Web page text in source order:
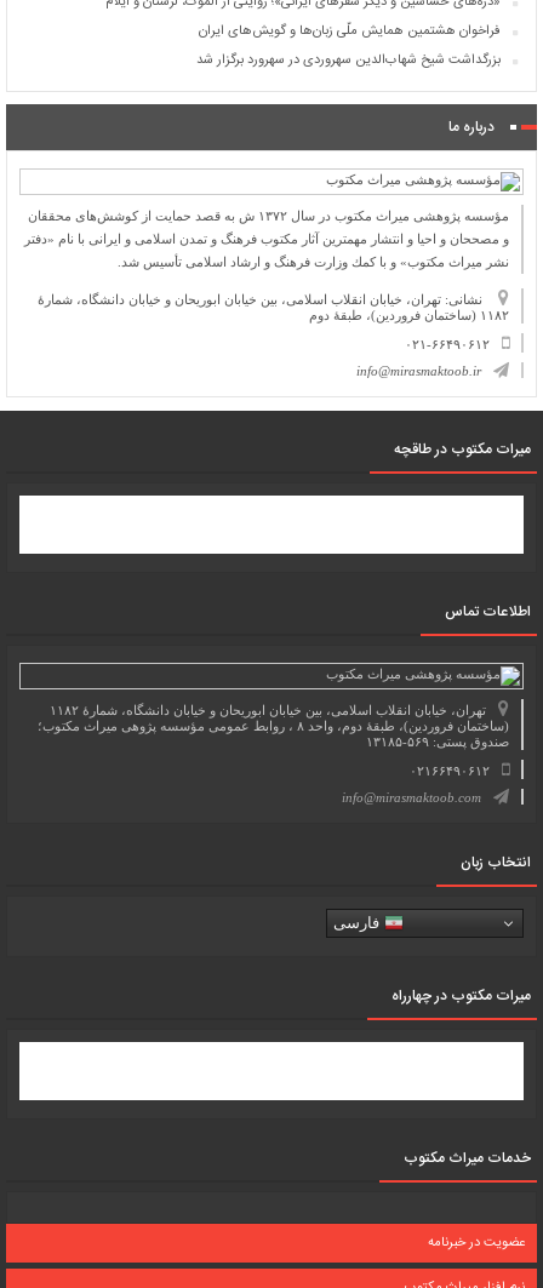
فراخوان هشتمین همایش ملّی زبان‌ها و گویش‌های ایران
بزرگداشت شیخ شهاب‌الدین سهروردی در سهرورد برگزار شد
درباره ما
مؤسسه پژوهشی میراث مكتوب در سال ۱۳۷۲ ش به قصد حمایت از كوشش‌های محققان
و مصححان و احیا و انتشار مهمترین آثار مكتوب فرهنگ و تمدن اسلامی و ایرانی با نام «دفتر
نشر میراث مكتوب» و با كمك وزارت فرهنگ و ارشاد اسلامی تأسیس شد.
نشانی: تهران، خیابان انقلاب اسلامی، بین خیابان ابوریحان و خیابان دانشگاه، شمارۀ
۱۱۸۲ (ساختمان فروردین)، طبقۀ دوم
۰۲۱-۶۶۴۹۰۶۱۲
info@mirasmaktoob.ir
میرات مکتوب در طاقچه
اطلاعات تماس
تهران، خیابان انقلاب اسلامی، بین خیابان ابوریحان و خیابان دانشگاه، شمارۀ ۱۱۸۲
(ساختمان فروردین)، طبقۀ دوم، واحد ۸ ، روابط عمومی مؤسسه پژوهی میراث مکتوب؛
صندوق پستی: ۵۶۹-۱۳۱۸۵
۰۲۱۶۶۴۹۰۶۱۲
info@mirasmaktoob.com
انتخاب زبان
فارسی
میرات مکتوب در چهارراه
خدمات میراث مکتوب
عضویت در خبرنامه